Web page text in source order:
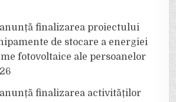
anunță finalizarea proiectului
de stocare a energiei
fotovoltaice ale persoanelor
anunță finalizarea activităților